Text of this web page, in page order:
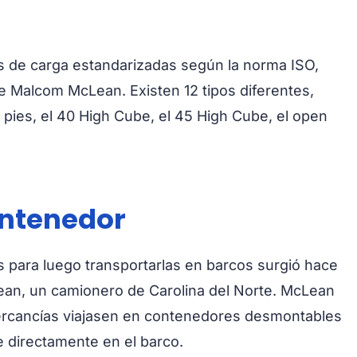
carga estandarizadas según la norma ISO,
McLean. Existen 12 tipos diferentes,
el 40 High Cube, el 45 High Cube, el open
para luego transportarlas en barcos surgió hace
un camionero de Carolina del Norte. McLean
viajasen en contenedores desmontables
directamente en el barco.